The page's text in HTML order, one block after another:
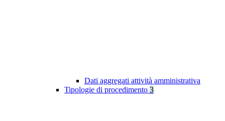
Dati aggregati attività amministrativa
Tipologie di procedimento 3